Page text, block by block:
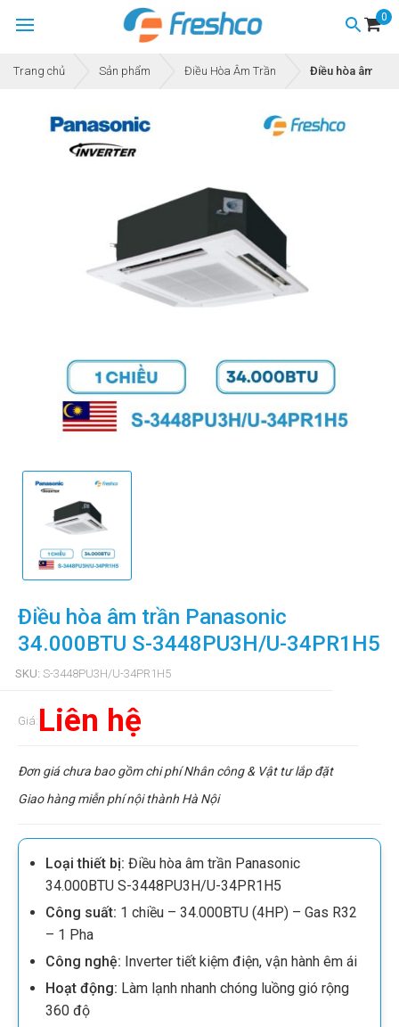
Trang chủ Sản phẩm Điều Hòa Âm Trần Điều hòa âm
Điều hòa âm trần Panasonic
34.000BTU S-3448PU3H/U-34PR1H5
SKU: S-3448PU3H/U-34PR1H5
Giá: Liên hệ
Đơn giá chưa bao gồm chi phí Nhân công & Vật tư lắp đặt
Giao hàng miễn phí nội thành Hà Nội
Loại thiết bị: Điều hòa âm trần Panasonic
34.000BTU S-3448PU3H/U-34PR1H5
Công suất: 1 chiều – 34.000BTU (4HP) – Gas R32
– 1 Pha
Công nghệ: Inverter tiết kiệm điện, vận hành êm ái
Hoạt động: Làm lạnh nhanh chóng luồng gió rộng
360 độ
0